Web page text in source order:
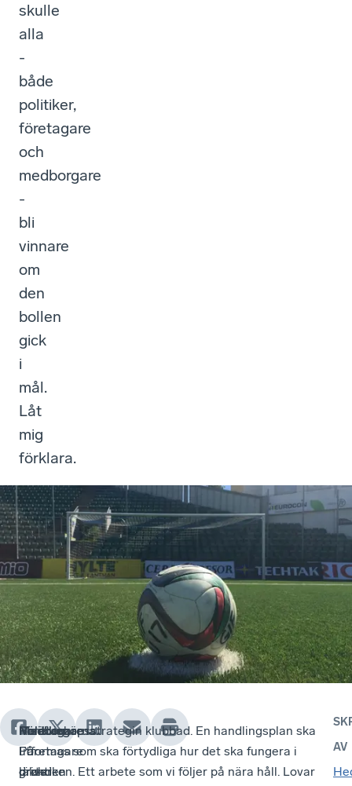
skulle
alla
-
både
politiker,
företagare
och
medborgare
-
bli
vinnare
om
den
bollen
gick
i
mål.
Låt
mig
förklara.
Företagare.
Företagare
drivs
Politiker.
I
grund
Medborgarna.
På
läktaren
Nu är inköpsstrategin klubbad. En handlingsplan ska
utformas som ska förtydliga hur det ska fungera i
praktiken. Ett arbete som vi följer på nära håll. Lovar
AV